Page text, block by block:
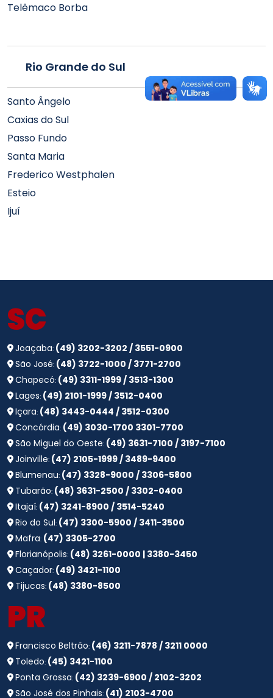
Telêmaco Borba
Rio Grande do Sul
Santo Ângelo
Caxias do Sul
Passo Fundo
Santa Maria
Frederico Westphalen
Esteio
Ijuí
SC
Joaçaba:
(49) 3202-3202 / 3551-0900
São José:
(48) 3722-1000 / 3771-2700
Chapecó: (49) 3311-1999 / 3513-1300
Lages: (49) 2101-1999 / 3512-0400
Içara: (48) 3443-0444 / 3512-0300
Concórdia: (49) 3030-1700 3301-7700
São Miguel do Oeste:
(49) 3631-7100 / 3197-7100
Joinville:
(47) 2105-1999 / 3489-9400
Blumenau: (47) 3328-9000 / 3306-5800
Tubarão:
(48) 3631-2500 / 3302-0400
Itajaí:
(47) 3241-8900 / 3514-5240
Rio do Sul:
(47) 3300-5900 / 3411-3500
Mafra: (47) 3305-2700
Florianópolis:
(48) 3261-0000 | 3380-3450
Caçador: (49) 3421-1100
Tijucas: (48) 3380-8500
PR
Francisco Beltrão: (46) 3211-7878 / 3211 0000
Toledo: (45) 3421-1100
Ponta Grossa: (42) 3239-6900 / 2102-3202
São José dos Pinhais: (41) 2103-4700